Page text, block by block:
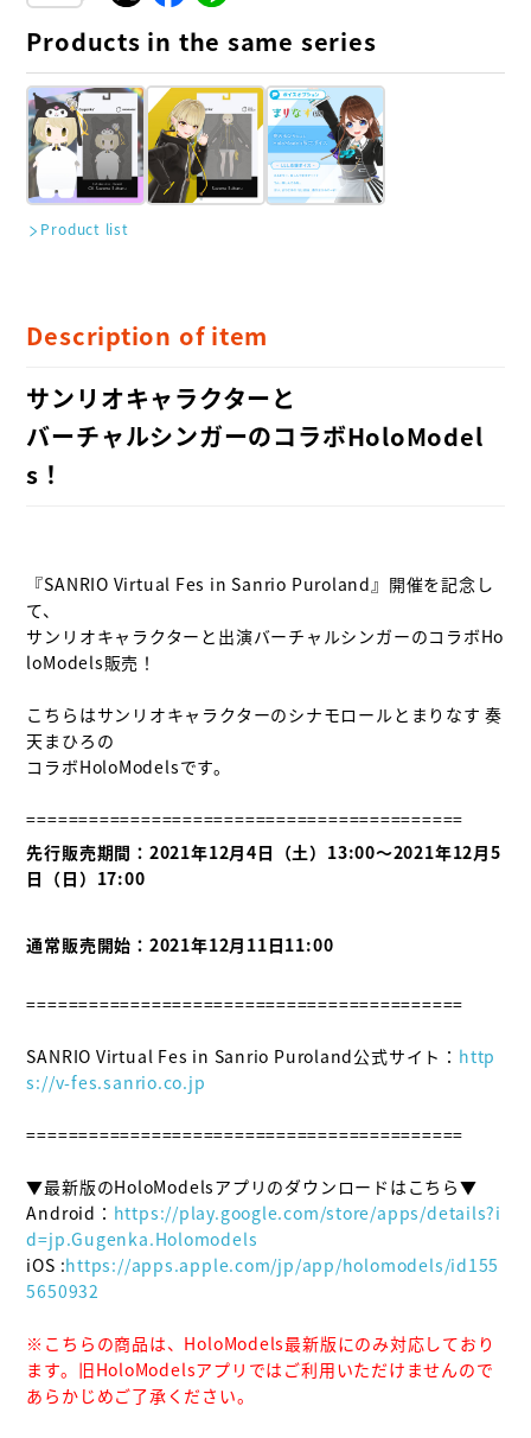
Products in the same series
Product list
Description of item
サンリオキャラクターと
バーチャルシンガーのコラボHoloModel
s！
『SANRIO Virtual Fes in Sanrio Puroland』開催を記念し
て、
サンリオキャラクターと出演バーチャルシンガーのコラボHo
loModels販売！
こちらはサンリオキャラクターのシナモロールとまりなす 奏
天まひろの
コラボHoloModelsです。
先行販売期間：2021年12月4日（土）13:00〜2021年12月5
日（日）17:00
通常販売開始：2021年12月11日11:00
==========================================
SANRIO Virtual Fes in Sanrio Puroland公式サイト： http
s://v-fes.sanrio.co.jp
==========================================
▼最新版のHoloModelsアプリのダウンロードはこちら▼
Android： https://play.google.com/store/apps/details?i
d=jp.Gugenka.Holomodels
iOS :https://apps.apple.com/jp/app/holomodels/id155
5650932
※こちらの商品は、HoloModels最新版にのみ対応しており
ます。旧HoloModelsアプリではご利用いただけませんので
あらかじめご了承ください。